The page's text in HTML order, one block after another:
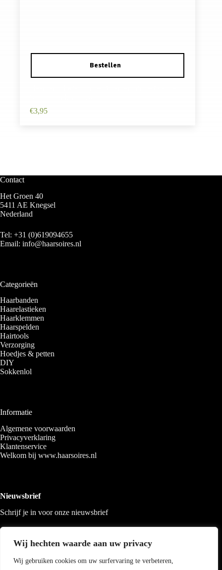
Wij hechten waarde aan uw privacy
Wij gebruiken cookies om uw surfervaring te verbeteren,
€3,95
Contact
Het Groen 40
5411 AE Knegsel
Nederland
Tel: +31 (0)619094655
Email: info@haarsoires.nl
Categorieën
Haarbanden
Haarelastieken
Haarklemmen
Haarspelden
Hairtools
Verzorging
Hoedjes & petten
DIY
Sokkenlol
Informatie
Algemene voorwaarden
Privacyverklaring
Klantenservice
Welkom bij www.haarsoires.nl
Nieuwsbrief
Schrijf je in voor onze nieuwsbrief